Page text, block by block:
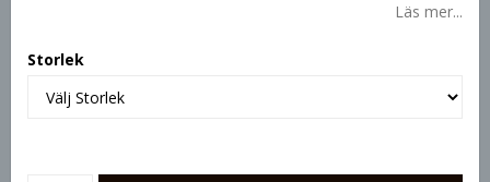
Läs mer...
Storlek